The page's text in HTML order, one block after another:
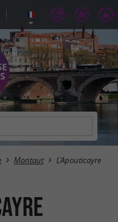
Montaut L'Apouticayre